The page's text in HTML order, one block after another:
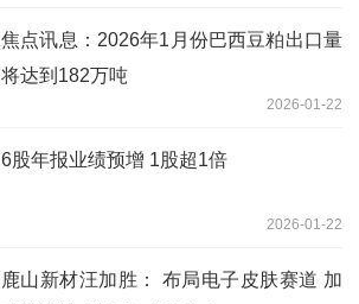
焦点讯息：2026年1月份巴西豆粕出口量
将达到182万吨
2026-01-22
6股年报业绩预增 1股超1倍
2026-01-22
鹿山新材汪加胜： 布局电子皮肤赛道 加